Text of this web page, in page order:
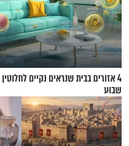
4 אזורים בבית שנראים נקיים
שבוע